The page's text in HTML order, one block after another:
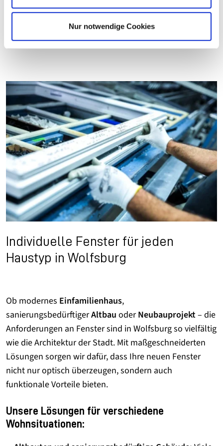
Nur notwendige Cookies
Individuelle Fenster für jeden
Haustyp in Wolfsburg
Ob modernes Einfamilienhaus,
sanierungsbedürftigerAltbau oderNeubauprojekt– die
Anforderungen an Fenster sind in Wolfsburg so vielfältig
wie die Architektur der Stadt. Mit maßgeschneiderten
Lösungen sorgen wir dafür, dass Ihre neuen Fenster
nicht nur optisch überzeugen, sondern auch
funktionale Vorteile bieten.
Unsere Lösungen für verschiedene
Wohnsituationen: